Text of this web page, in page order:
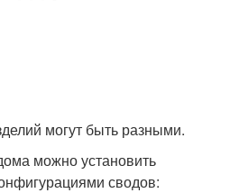
могут быть разными.
можно установить
сводов: